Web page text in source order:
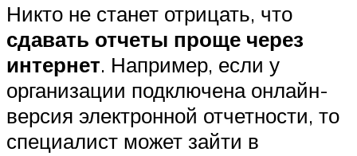
Никто не станет отрицать, что
сдавать отчеты проще через
интернет. Например, если у
организации подключена онлайн-
версия электронной отчетности, то
специалист может зайти в